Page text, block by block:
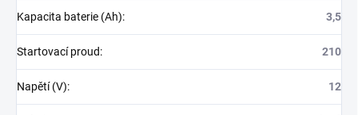
Kapacita baterie (Ah): 3,5
Startovací proud: 210
Napětí (V): 12